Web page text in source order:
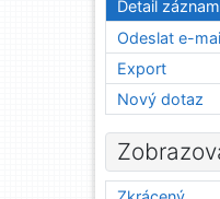
Detail
Odeslat e-
Export
Nový dotaz